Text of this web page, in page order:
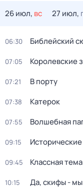
26 июл, вс 27 июл,
06:30 Библейский
07:05 Королевские
07:21 В порту
07:38 Катерок
07:55 Волшебная
09:15
09:45 Классная
10:15 Да, скифы -